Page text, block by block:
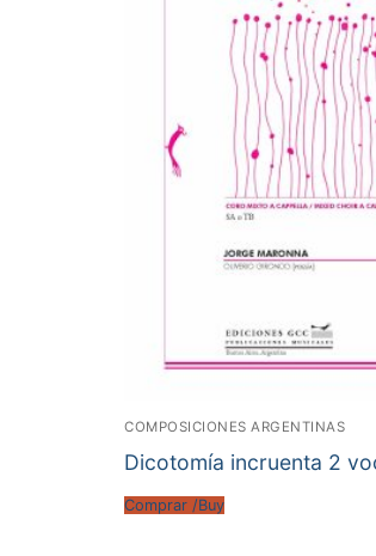
COMPOSICIONES ARGENTINAS
Dicotomía incruenta 2
Comprar /Buy